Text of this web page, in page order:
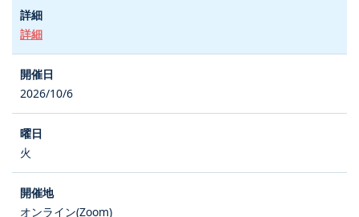
詳細
2026/10/6
火
オンライン(Zoom)